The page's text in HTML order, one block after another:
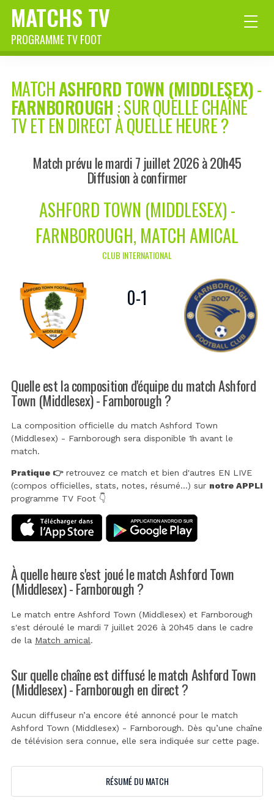
MATCHS TV
PROGRAMME TV FOOT
MATCHASHFORD TOWN (MIDDLESEX)-
FARNBOROUGH : SUR QUELLE CHAÎNE
TV ET EN DIRECT À QUELLE HEURE ?
Match prévu le mardi 7 juillet 2026 à 20h45
Diffusion à confirmer
ASHFORD TOWN (MIDDLESEX) -
FARNBOROUGH, MATCH AMICAL
CLUB INTERNATIONAL
0-1
Quelle est la composition d'équipe du match Ashford
Town (Middlesex) - Farnborough ?
La composition officielle du match Ashford Town
(Middlesex) - Farnborough sera disponible 1h avant le
match.
Pratique 👉retrouvez ce match et bien d'autres EN LIVE
(compos officielles, stats, notes, résumé...) sur notre APPLI
programme TV Foot 👇
À quelle heure s'est joué le match Ashford Town
(Middlesex) - Farnborough ?
Le match entre Ashford Town (Middlesex) et Farnborough
s'est déroulé le mardi 7 juillet 2026 à 20h45 dans le cadre
de la Match amical.
Sur quelle chaîne est diffusé le match Ashford Town
(Middlesex) - Farnborough en direct ?
Aucun diffuseur n’a encore été annoncé pour le match
Ashford Town (Middlesex) - Farnborough. Dès qu’une chaîne
de télévision sera connue, elle sera indiquée sur cette page.
RÉSUMÉ DU MATCH